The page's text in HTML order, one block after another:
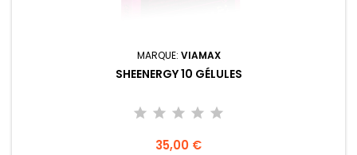
MARQUE: VIAMAX
SHEENERGY 10 GÉLULES
35,00 €